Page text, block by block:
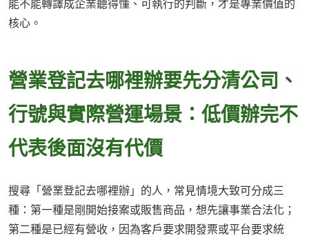
能不能轉譯成企業聽得懂、可執行的判斷，才是專業價值的
核心。
營業登記去哪裡辦要先分清公司、
行號與實際營運場景：低價辦完不
代表後面沒有代價
搜尋「營業登記去哪裡辦」的人，常見情境大致可分成三
種：第一種是剛開始接案或販售商品，想先讓事業合法化；
第二種是已經有營收，因為客戶要求開發票或平台要求統